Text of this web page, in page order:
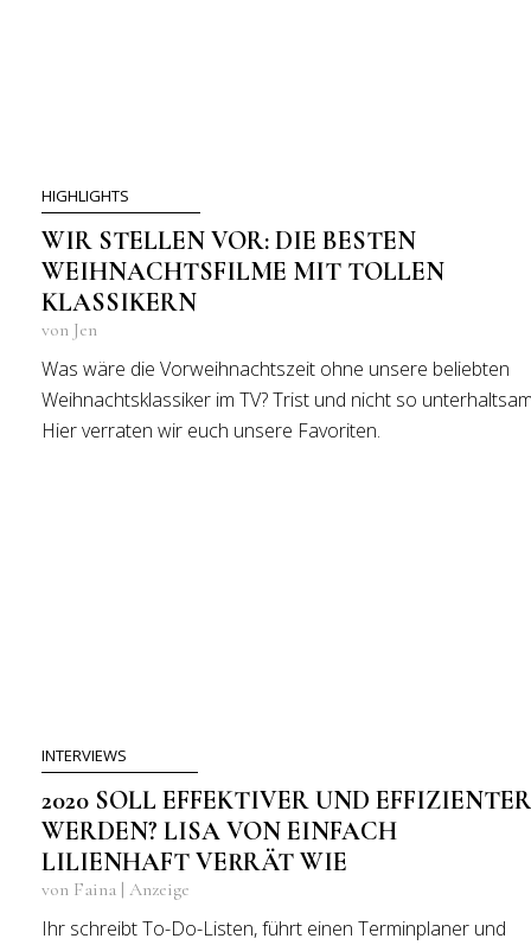
HIGHLIGHTS
WIR STELLEN VOR: DIE BESTEN
WEIHNACHTSFILME MIT TOLLEN
KLASSIKERN
von Jen
Was wäre die Vorweihnachtszeit ohne unsere beliebten
Weihnachtsklassiker im TV? Trist und nicht so
Hier verraten wir euch unsere Favoriten.
INTERVIEWS
2020 SOLL EFFEKTIVER UND EFFIZIENTER
WERDEN? LISA VON EINFACH
LILIENHAFT VERRÄT WIE
von Faina | Anzeige
Ihr schreibt To-Do-Listen, führt einen Terminplaner und